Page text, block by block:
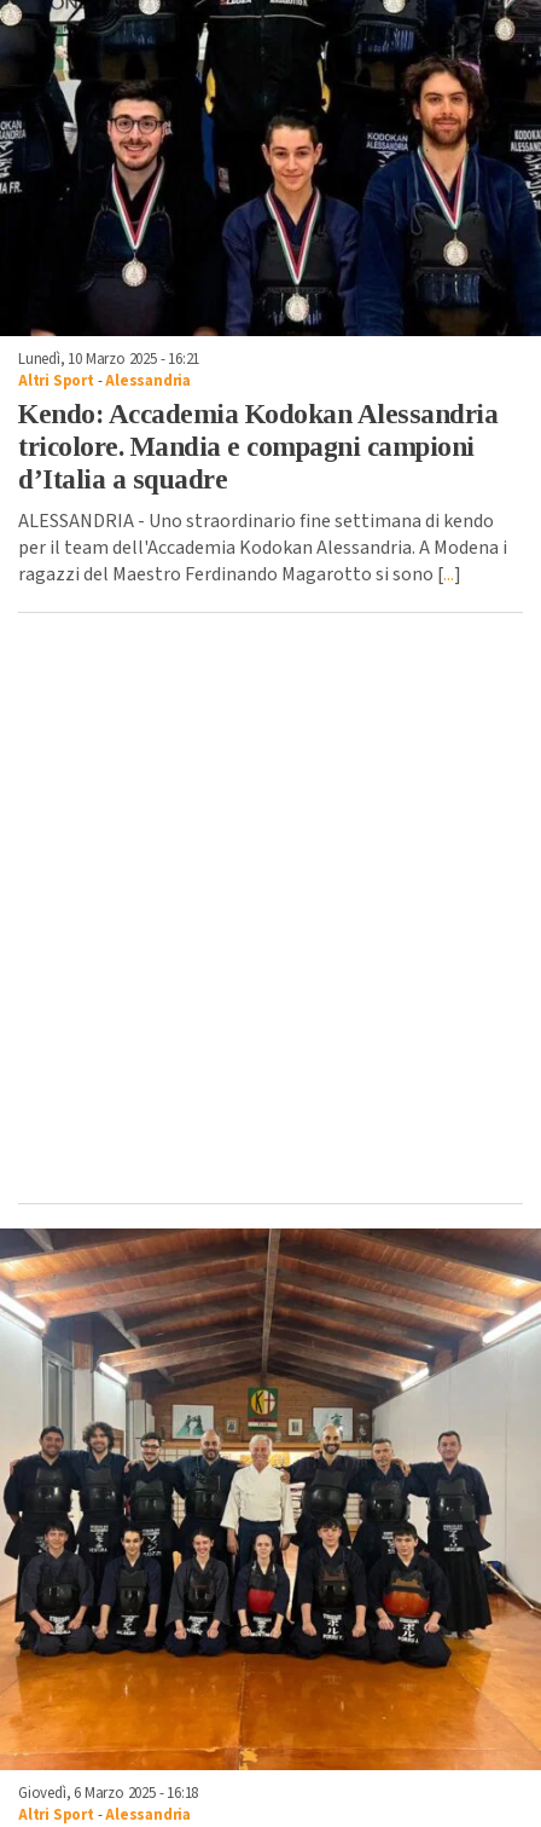
Lunedì, 10 Marzo 2025 - 16:21
Altri Sport -Alessandria
Kendo: Accademia Kodokan Alessandria
tricolore. Mandia e compagni campioni
d’Italia a squadre
ALESSANDRIA - Uno straordinario fine settimana di kendo
per il team dell'Accademia Kodokan Alessandria. A Modena i
ragazzi del Maestro Ferdinando Magarotto si sono [...]
Giovedì, 6 Marzo 2025 - 16:18
Altri Sport -Alessandria